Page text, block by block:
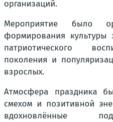
организаций.
Мероприятие было
формирования культуры
патриотического
поколения и
взрослых.
Атмосфера праздника
смехом и позитивной
вдохновлённые